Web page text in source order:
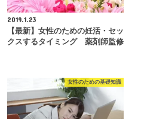
2019.1.23
【最新】女性のための妊活・セッ
クスするタイミング 薬剤師監修
女性のための基礎知識